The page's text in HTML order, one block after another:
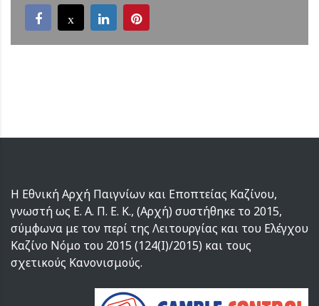
Η Εθνική Αρχή Παιγνίων και Εποπτείας Καζίνου,
γνωστή ως Ε. Α. Π. Ε. Κ., (Αρχή) συστήθηκε το 2015,
σύμφωνα με τον περί της Λειτουργίας και του Ελέγχου
Καζίνο Νόμο του 2015 (124(I)/2015) και τους
σχετικούς Κανονισμούς.